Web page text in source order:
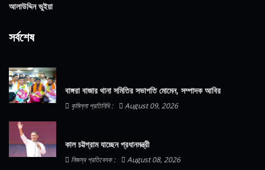
আলাউদ্দিন ভুইয়া
সর্বশেষ
বাঙ্গরা বাজার থানা সমিতির সভাপতি মোমেন, সম্পাদক আবির
কুমিল্লা প্রতিনিধি : August 09, 2026
কাল চট্টগ্রাম যাচ্ছেন প্রধানমন্ত্রী
নিজস্ব প্রতিবেদক : August 08, 2026